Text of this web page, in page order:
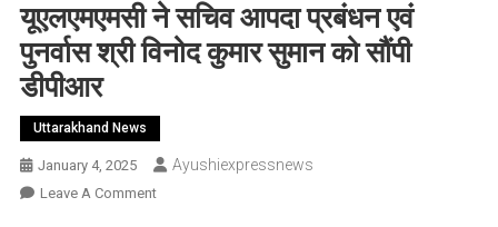
यूएलएमएमसी ने सचिव आपदा प्रबंधन एवं
पुनर्वास श्री विनोद कुमार सुमान को सौंपी
डीपीआर
Uttarakhand News
January 4, 2025 Ayushiexpressnews
Leave A CommentOn